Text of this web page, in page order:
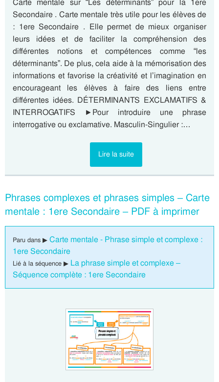
Carte mentale sur “Les déterminants” pour la 1ere
Secondaire . Carte mentale très utile pour les élèves de
: 1ere Secondaire . Elle permet de mieux organiser
leurs idées et de faciliter la compréhension des
différentes notions et compétences comme “les
déterminants”. De plus, cela aide à la mémorisation des
informations et favorise la créativité et l’imagination en
encourageant les élèves à faire des liens entre
différentes idées. DÉTERMINANTS EXCLAMATIFS &
INTERROGATIFS ►Pour introduire une phrase
interrogative ou exclamative. Masculin-Singulier :…
Lire la suite
Phrases complexes et phrases simples – Carte
mentale : 1ere Secondaire – PDF à imprimer
Paru dans ▶ Carte mentale - Phrase simple et complexe :
1ere Secondaire
Lié à la séquence ▶ La phrase simple et complexe –
Séquence complète : 1ere Secondaire